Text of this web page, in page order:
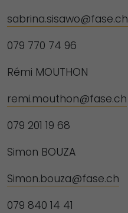
sabrina.sisawo@fase.ch
079 770 74 96
Rémi MOUTHON
remi.mouthon@fase.ch
079 201 19 68
Simon BOUZA
Simon.bouza@fase.ch
079 840 14 41